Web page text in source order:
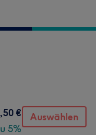
€
5%
Auswählen